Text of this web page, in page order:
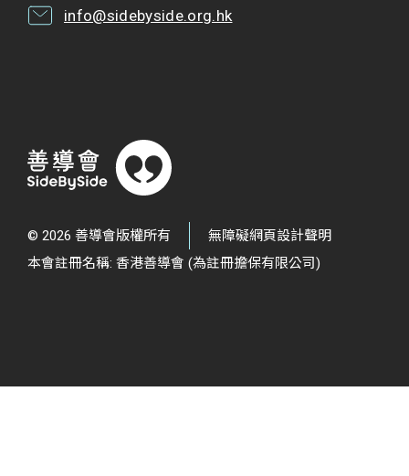
info@sidebyside.org.hk
© 2026 善導會版權所有
無障礙網頁設計聲明
本會註冊名稱: 香港善導會 (為註冊擔保有限公司)